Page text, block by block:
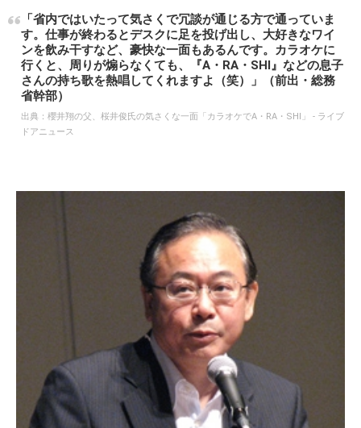
「省内ではいたって気さくで冗談が通じる方で通っていま
す。仕事が終わるとデスクに足を投げ出し、大好きなワイ
ンを飲み干すなど、豪快な一面もあるんです。カラオケに
行くと、周りが煽らなくても、『A・RA・SHI』などの息子
さんの持ち歌を熱唱してくれますよ（笑）」（前出・総務
省幹部）
出典： 櫻井翔の父、桜井俊氏の気さくな一面「カラオケでA・RA・SHI」 - ライブ
ドアニュース